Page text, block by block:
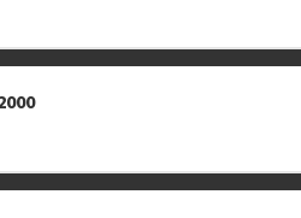
Estrutura das chaves
mata-mata
se na "DESCRIÇÃO COMPLEMENTAR"